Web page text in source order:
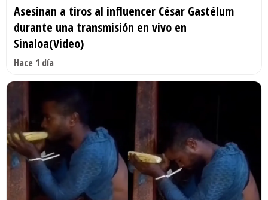
Asesinan a tiros al influencer César Gastélum
durante una transmisión en vivo en
Sinaloa(Video)
Hace 1 día